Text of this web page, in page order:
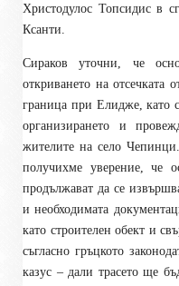
Христодулос Топсидис в
Ксанти.
Сираков уточни, че
откриването на отсечката
граница при Елидже, като
организирането и
жителите на село
получихме уверение, че
продължават да се
и необходимата
като строителен обект и
съгласно гръцкото
казус – дали трасето ще